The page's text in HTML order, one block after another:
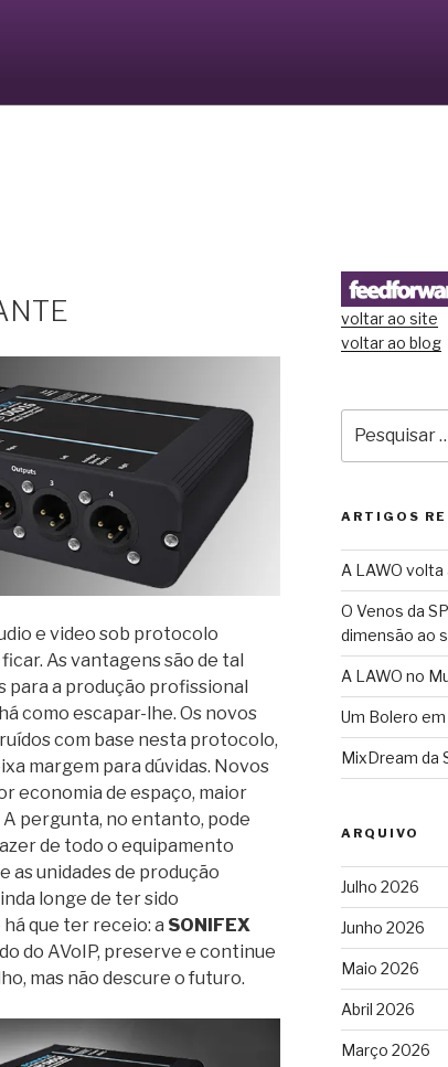
e video sob protocolo
As vantagens são de tal
para a produção profissional
como escapar-lhe. Os novos
com base nesta protocolo,
margem para dúvidas. Novos
economia de espaço, maior
pergunta, no entanto, pode
de todo o equipamento
as unidades de produção
longe de ter sido
que ter receio: a SONIFEX
do AVoIP, preserve e continue
mas não descure o futuro.
voltar ao site
voltar ao blog
por:
ARTIGOS
A LAWO
O Venos da
dimensão ao
A LAWO no
Um Bolero
MixDream da
ARQUIVO
Julho 2026
Junho 2026
Maio 2026
Abril 2026
Março 2026